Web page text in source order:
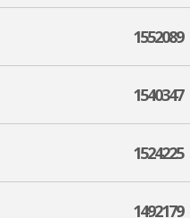
1552089
1540347
1524225
1492179